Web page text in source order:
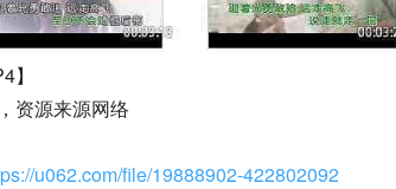
】
资源来源网络
u062.com/file/19888902-422802092